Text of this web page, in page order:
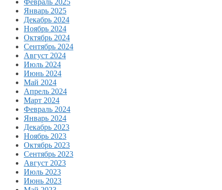
Февраль 2025
Январь 2025
Декабрь 2024
Ноябрь 2024
Октябрь 2024
Сентябрь 2024
Август 2024
Июль 2024
Июнь 2024
Май 2024
Апрель 2024
Март 2024
Февраль 2024
Январь 2024
Декабрь 2023
Ноябрь 2023
Октябрь 2023
Сентябрь 2023
Август 2023
Июль 2023
Июнь 2023